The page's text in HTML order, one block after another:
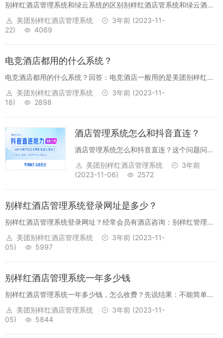
别样红酒店管理系统和绿云系统的区别别样红酒店管系统和绿云酒店
管理系统都是酒店行业知名的PMS品牌，两款软件有着各自的特色。
今天我们一起交流下别样红酒店管理系统和绿云软件的区别。PMS品
美团别样红酒店管理系统 3年前 (2023-11-
22)
4069
电竞酒店都用的什么系统？
电竞酒店都用的什么系统？回答：电竞酒店一般用的是美团别样红酒
店管理系统-电竞荣耀版PMS。拓展知识：美团别样红电竞酒店管理系
统都有哪些功能呢？一、实时房态智能防盗降低损失房态界面展示电
美团别样红酒店管理系统 3年前 (2023-11-
18)
2898
酒店管理系统怎么和抖音直连？
酒店管理系统怎么和抖音直连？这个问题问的
很好，现在优秀的酒店PMS管理系统已经能直
连抖音日历房、直连抖音预售券。订单实时同
更省时，更省心。实现方法：开通别样红酒...
美团别样红酒店管理系统
3年前
(2023-11-06)
2572
别样红酒店管理系统登录网址是多少？
别样红酒店管理系统登录网址？经常会员有酒店咨询：别样红管理系
统怎么登陆？ 一般都是酒店有新同事、有新的股东，不知道怎么
登陆？其次就是酒店电脑重装，电脑上所有都没...
美团别样红酒店管理系统 3年前 (2023-11-
05)
5997
别样红酒店管理系统一年多少钱
别样红酒店管理系统一年多少钱，怎么收费？先说结果：不能简单的
用一年多少钱来计算，一般是首年的初装费+第二年年费。别样红酒
店管理系统收费标准主要参考几个因素。第一、我们的酒店经营哪些
美团别样红酒店管理系统 3年前 (2023-11-
05)
5844